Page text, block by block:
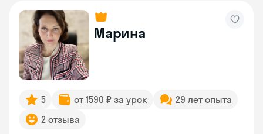
Марина
5 от 1590 ₽ за урок
29 лет опыта
2 отзыва